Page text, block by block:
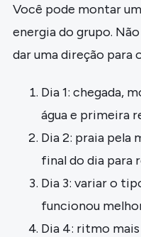
Você pode montar
energia do grupo.
dar uma direção para
Dia 1: chegada,
água e primeira
Dia 2: praia pela
final do dia para
Dia 3: variar o
funcionou
Dia 4: ritmo